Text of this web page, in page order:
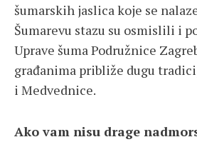
šumarskih jaslica koje se
Šumarevu stazu su osmislili i
Uprave šuma Podružnice
građanima približe dugu
i Medvednice.
Ako vam nisu drage